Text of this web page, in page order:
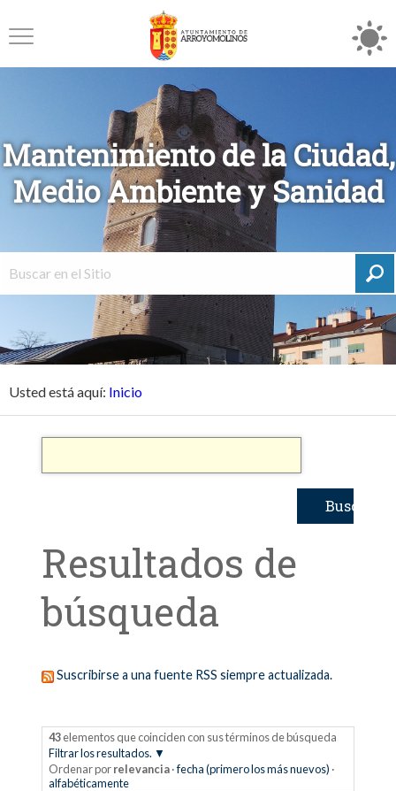
Mantenimiento de la Ciudad,
Medio Ambiente y Sanidad
Usted está aquí: Inicio
Resultados de
búsqueda
Suscribirse a una fuente RSS siempre actualizada.
43elementos que coinciden con sus términos de búsqueda
Filtrar los resultados.
Ordenar por relevancia ·fecha (primero los más nuevos) ·
alfabéticamente